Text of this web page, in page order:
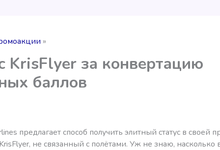
KrisFlyer за конвертацию
баллов
предлагает способ получить элитный статус в своей
не связанный с полётами. Уж не знаю,